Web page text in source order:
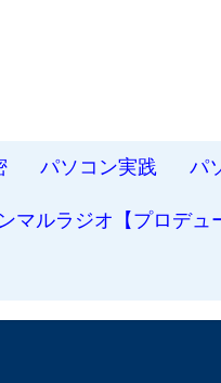
パソコン実践 パ
マルラジオ【プロデュ